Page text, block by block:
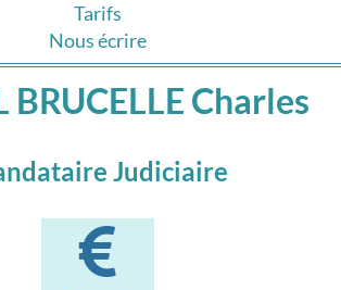
Tarifs
Nous écrire
BRUCELLE Charles
Judiciaire